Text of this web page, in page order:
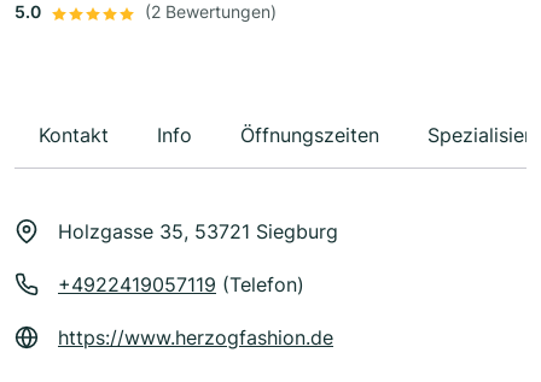
5.0
(2 Bewertungen)
Kontakt Info Öffnungszeiten
Holzgasse 35, 53721 Siegburg
+4922419057119 (Telefon)
https://www.herzogfashion.de